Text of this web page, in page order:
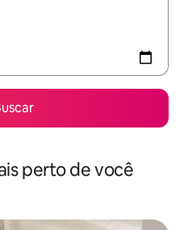
perto de você